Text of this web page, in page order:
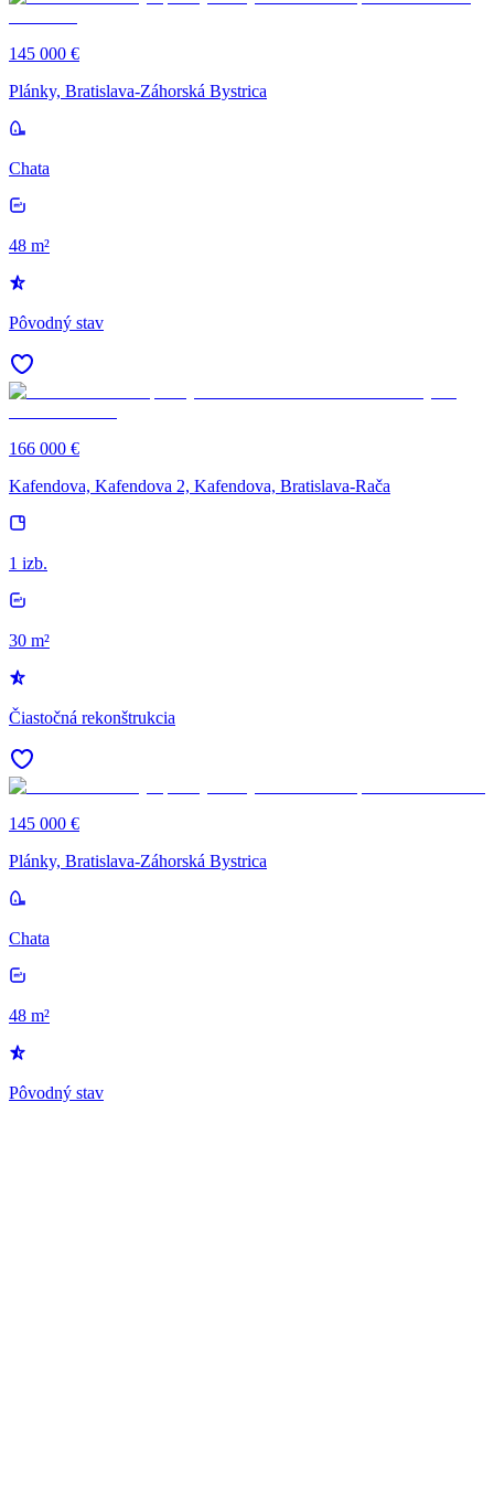
145 000 €
Plánky, Bratislava-Záhorská Bystrica
Chata
48 m²
Pôvodný stav
166 000 €
Kafendova, Kafendova 2, Kafendova, Bratislava-Rača
1 izb.
30 m²
Čiastočná rekonštrukcia
145 000 €
Plánky, Bratislava-Záhorská Bystrica
Chata
48 m²
Pôvodný stav